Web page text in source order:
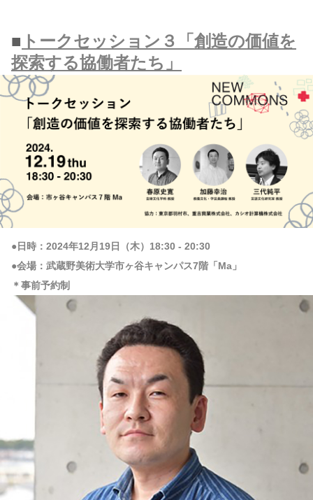
■ トークセッション３「創造の価値を
探索する協働者たち」
●日時：2024年12月19日（木）18:30 - 20:30
●会場：武蔵野美術大学市ヶ谷キャンパス7階「Ma」
＊事前予約制